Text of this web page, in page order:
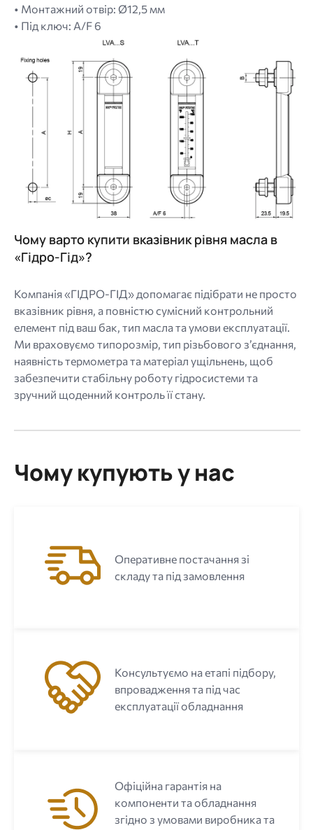
• Монтажний отвір: Ø12,5 мм
• Під ключ: A/F 6
Чому варто купити вказівник рівня масла в
«Гідро-Гід»?
Компанія «ГІДРО-ГІД» допомагає підібрати не просто
вказівник рівня, а повністю сумісний контрольний
елемент під ваш бак, тип масла та умови експлуатації.
Ми враховуємо типорозмір, тип різьбового з’єднання,
наявність термометра та матеріал ущільнень, щоб
забезпечити стабільну роботу гідросистеми та
зручний щоденний контроль її стану.
Чому купують у нас
Оперативне постачання зі
складу та під замовлення
Консультуємо на етапі підбору,
впровадження та під час
експлуатації обладнання
Офіційна гарантія на
компоненти та обладнання
згідно з умовами виробника та